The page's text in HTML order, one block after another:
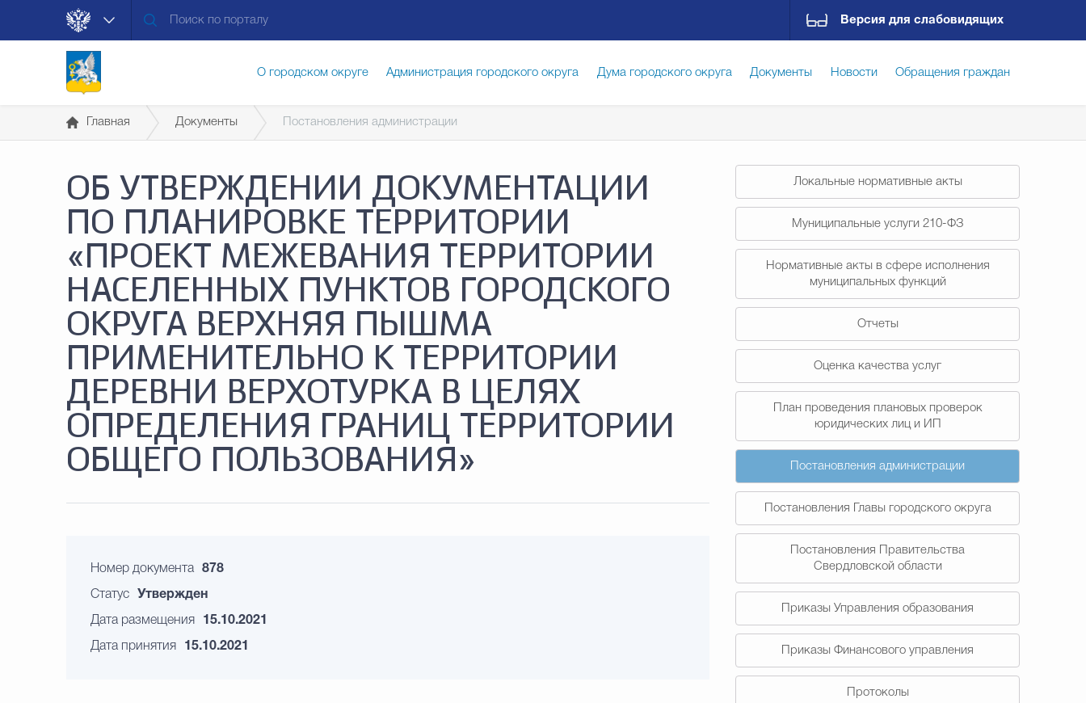
Версия для слабовидящих
О городском округе Администрация городского округа Дума городского округа Документы Новости Обращения граждан
Муниципальные услуги Общество Счётная палата Городского округа Избирательная комиссия Гостям Городского округа
Общественная безопасность Градостроительство и землепользование Государственные организации информируют
Открытые данные
Главная Документы Постановления администрации
Локальные нормативные акты
Муниципальные услуги 210-ФЗ
Нормативные акты в сфере исполнения
муниципальных функций
Отчеты
Оценка качества услуг
План проведения плановых проверок
юридических лиц и ИП
Постановления администрации
Постановления Главы городского округа
Постановления Правительства
Свердловской области
Приказы Управления образования
Приказы Финансового управления
Протоколы
ОБ УТВЕРЖДЕНИИ ДОКУМЕНТАЦИИ
ПО ПЛАНИРОВКЕ ТЕРРИТОРИИ
«ПРОЕКТ МЕЖЕВАНИЯ ТЕРРИТОРИИ
НАСЕЛЕННЫХ ПУНКТОВ ГОРОДСКОГО
ОКРУГА ВЕРХНЯЯ ПЫШМА
ПРИМЕНИТЕЛЬНО К ТЕРРИТОРИИ
ДЕРЕВНИ ВЕРХОТУРКА В ЦЕЛЯХ
ОПРЕДЕЛЕНИЯ ГРАНИЦ ТЕРРИТОРИИ
ОБЩЕГО ПОЛЬЗОВАНИЯ»
Номер документа 878
Статус Утвержден
Дата размещения 15.10.2021
Дата принятия 15.10.2021